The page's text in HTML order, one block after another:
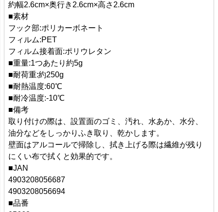
約幅2.6cm×奥行き2.6cm×高さ2.6cm
■素材
フック部:ポリカーボネート
フィルム:PET
フィルム接着面:ポリウレタン
■重量:1つあたり約5g
■耐荷重:約250g
■耐熱温度:60℃
■耐冷温度:-10℃
■備考
取り付けの際は、設置面のゴミ、汚れ、水あか、水分、
油分などをしっかりふき取り、乾かします。
壁面はアルコールで掃除し、拭き上げる際は繊維が残り
にくい布で拭くと効果的です。
■JAN
4903208056687
4903208056694
■品番